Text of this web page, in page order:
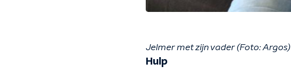
Jelmer met zijn vader (Foto: Argos)
Hulp